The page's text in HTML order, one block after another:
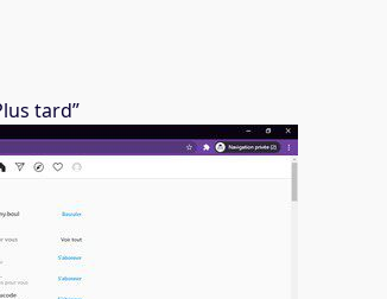
tard”